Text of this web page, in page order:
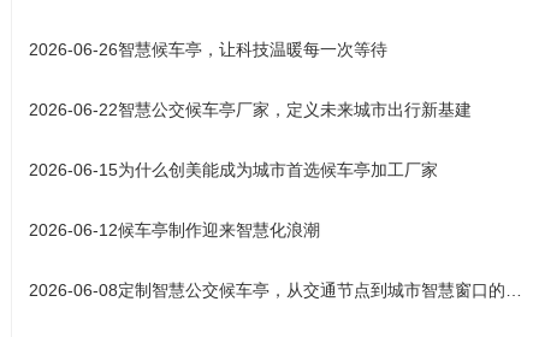
2026-06-26智慧候车亭，让科技温暖每一次等待
2026-06-22智慧公交候车亭厂家，定义未来城市出行新基建
2026-06-15为什么创美能成为城市首选候车亭加工厂家
2026-06-12候车亭制作迎来智慧化浪潮
2026-06-08定制智慧公交候车亭，从交通节点到城市智慧窗口的产业升级之路